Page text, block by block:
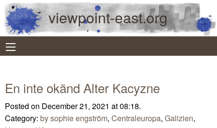
viewpoint-east.org
En inte okänd Alter Kacyzne
Posted on December 21, 2021 at 08:18.
Category: by sophie engström, Centraleuropa, Galizien,